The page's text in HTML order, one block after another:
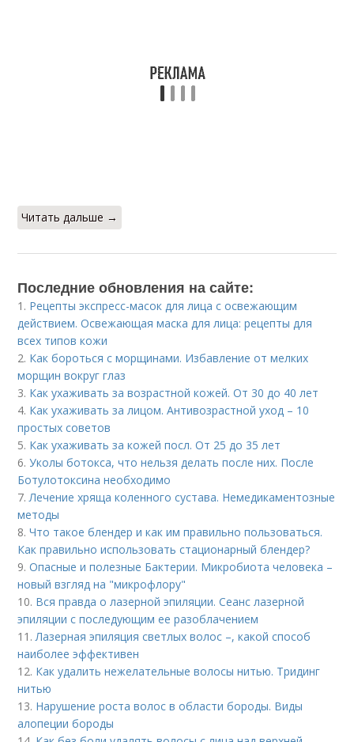
Читать дальше →
Последние обновления на сайте:
1. Рецепты экспресс-масок для лица с освежающим
действием. Освежающая маска для лица: рецепты для
всех типов кожи
2. Как бороться с морщинами. Избавление от мелких
морщин вокруг глаз
3. Как ухаживать за возрастной кожей. От 30 до 40 лет
4. Как ухаживать за лицом. Антивозрастной уход – 10
простых советов
5. Как ухаживать за кожей посл. От 25 до 35 лет
6.Уколы ботокса, что нельзя делать после них. После
Ботулотоксина необходимо
7.Лечение хряща коленного сустава. Немедикаментозные
методы
8.Что такое блендер и как им правильно пользоваться.
Как правильно использовать стационарный блендер?
9.Опасные и полезные Бактерии. Микробиота человека –
новый взгляд на "микрофлору"
10. Вся правда о лазерной эпиляции. Сеанс лазерной
эпиляции с последующим ее разоблачением
11.Лазерная эпиляция светлых волос –, какой способ
наиболее эффективен
12. Как удалить нежелательные волосы нитью. Тридинг
нитью
13. Нарушение роста волос в области бороды. Виды
алопеции бороды